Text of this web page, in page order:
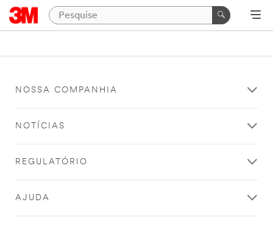
NOSSA COMPANHIA
NOTÍCIAS
REGULATÓRIO
AJUDA